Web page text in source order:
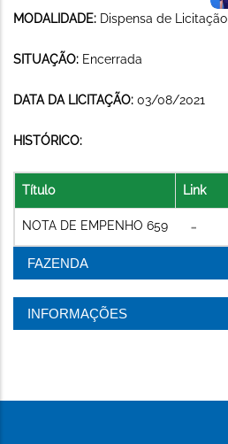
MODALIDADE: Dispensa de Licitação
SITUAÇÃO: Encerrada
DATA DA LICITAÇÃO: 03/08/2021
HISTÓRICO:
Título Link
NOTA DE EMPENHO 659
FAZENDA
INFORMAÇÕES